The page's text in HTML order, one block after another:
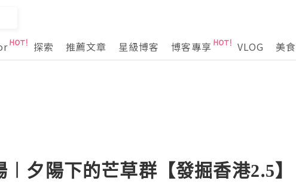
探索 推薦文章 星級博客 博客專享 VLOG 美食
夕陽下的芒草群【發掘香港2.5】